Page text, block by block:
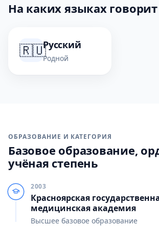
На каких языках
🇷🇺Русский
Родной
ОБРАЗОВАНИЕ И КАТЕГОРИЯ
Базовое образование,
учёная степень
2003
Красноярская
медицинская академия
Высшее базовое образование